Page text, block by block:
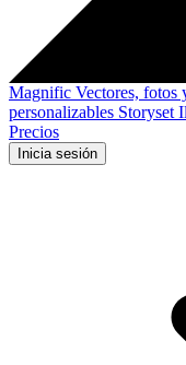
Magnific Vectores, fotos
personalizables Storyset
Precios
Inicia sesión